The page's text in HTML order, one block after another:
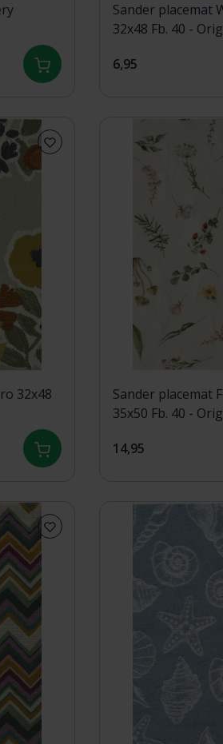
Sander placemat
32x48 Fb. 40 -
6,95
32x48
Sander placemat
35x50 Fb. 40 -
14,95